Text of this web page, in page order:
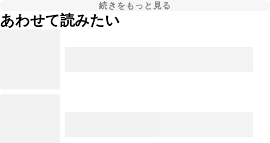
続きをもっと見る
あわせて読みたい